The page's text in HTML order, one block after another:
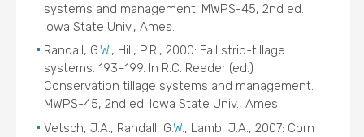
systems and management. MWPS-45, 2nd ed.
Iowa State Univ., Ames.
Randall, G.W., Hill, P.R., 2000: Fall strip-tillage
systems. 193–199. In R.C. Reeder (ed.)
Conservation tillage systems and management.
MWPS-45, 2nd ed. Iowa State Univ., Ames.
Vetsch, J.A., Randall, G.W., Lamb, J.A., 2007: Corn